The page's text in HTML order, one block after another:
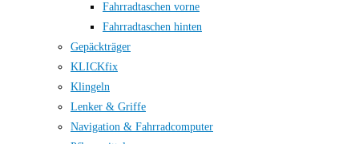
Fahrradtaschen vorne
Fahrradtaschen hinten
Gepäckträger
KLICKfix
Klingeln
Lenker & Griffe
Navigation & Fahrradcomputer